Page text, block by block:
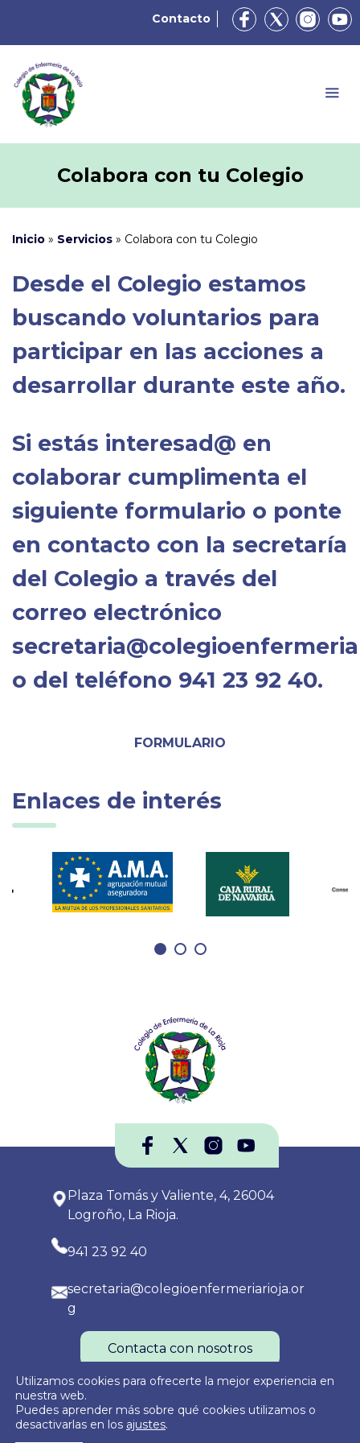
Contacto
Colabora con tu Colegio
Inicio » Servicios » Colabora con tu Colegio
Desde el Colegio estamos
buscando voluntarios para
participar en las acciones a
desarrollar durante este año.
Si estás interesad@ en
colaborar cumplimenta el
siguiente formulario o ponte
en contacto con la secretaría
del Colegio a través del
correo electrónico
o del teléfono 941 23 92 40.
FORMULARIO
Enlaces de interés
Plaza Tomás y Valiente, 4, 26004
Logroño, La Rioja.
941 23 92 40
secretaria@colegioenfermeriarioja.or
g
Contacta con nosotros
Política de Privacidad Política de Cookies
Utilizamos cookies para ofrecerte la mejor experiencia en
nuestra web.
Puedes aprender más sobre qué cookies utilizamos o
desactivarlas en los ajustes.